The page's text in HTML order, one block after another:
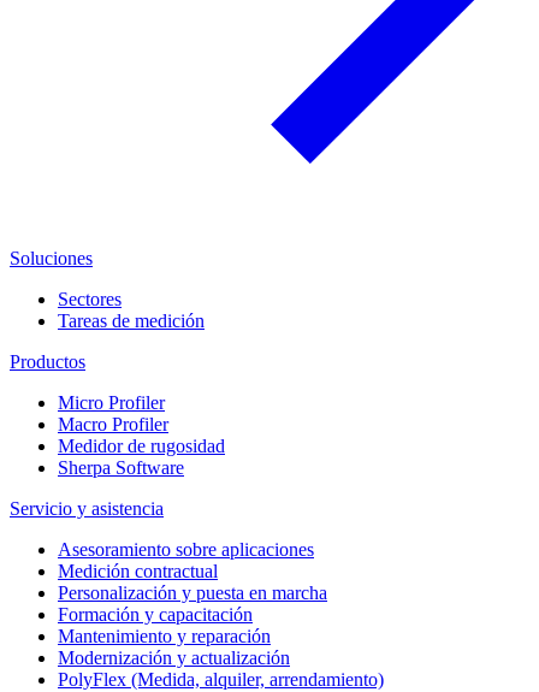
Soluciones
Sectores
Tareas de medición
Productos
Micro Profiler
Macro Profiler
Medidor de rugosidad
Sherpa Software
Servicio y asistencia
Asesoramiento sobre aplicaciones
Medición contractual
Personalización y puesta en marcha
Formación y capacitación
Mantenimiento y reparación
Modernización y actualización
PolyFlex (Medida, alquiler, arrendamiento)